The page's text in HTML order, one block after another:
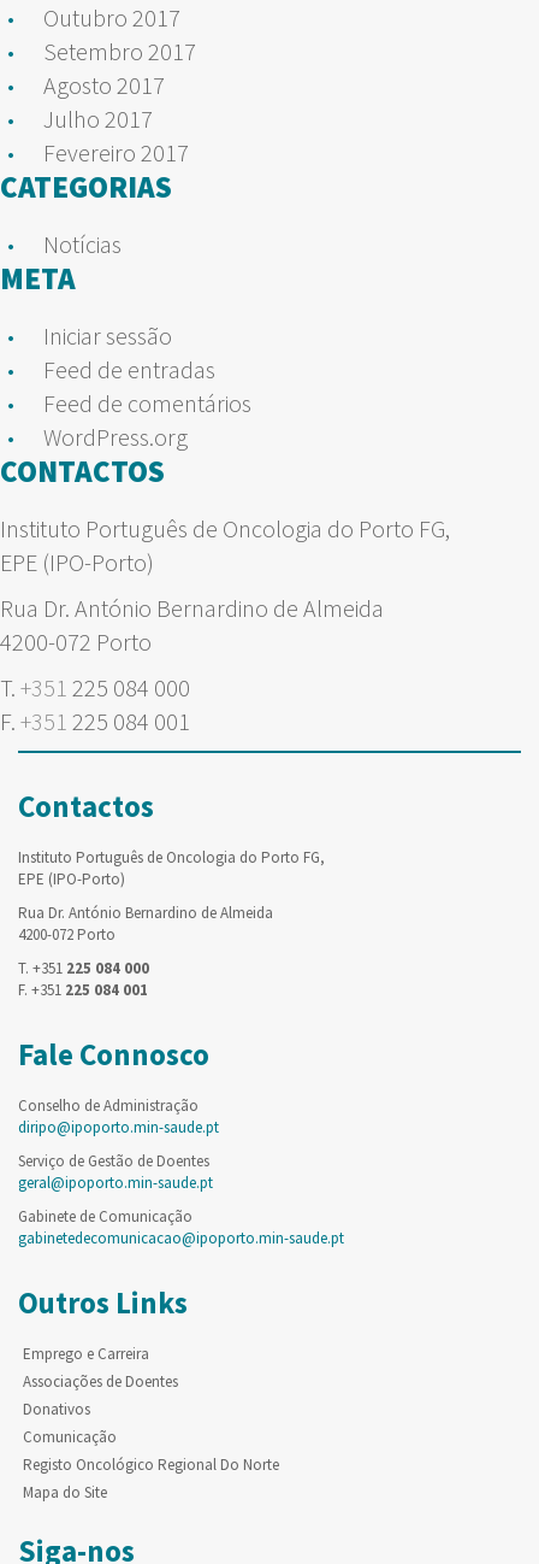
Outubro 2017
Setembro 2017
Agosto 2017
Julho 2017
Fevereiro 2017
CATEGORIAS
Notícias
META
Iniciar sessão
Feed de entradas
Feed de comentários
WordPress.org
CONTACTOS
Instituto Português de Oncologia do Porto FG,
EPE (IPO-Porto)
Rua Dr. António Bernardino de Almeida
4200-072 Porto
T. +351 225 084 000
F. +351 225 084 001
Contactos
Instituto Português de Oncologia do Porto FG,
EPE (IPO-Porto)
Rua Dr. António Bernardino de Almeida
4200-072 Porto
T. +351 225 084 000
F. +351 225 084 001
Fale Connosco
Conselho de Administração
diripo@ipoporto.min-saude.pt
Serviço de Gestão de Doentes
geral@ipoporto.min-saude.pt
Gabinete de Comunicação
gabinetedecomunicacao@ipoporto.min-saude.pt
Outros Links
Emprego e Carreira
Associações de Doentes
Donativos
Comunicação
Registo Oncológico Regional Do Norte
Mapa do Site
Siga-nos